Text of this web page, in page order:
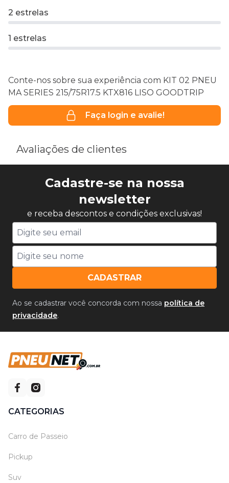
2 estrelas
1 estrelas
Conte-nos sobre sua experiência com KIT 02 PNEU
MA SERIES 215/75R17.5 KTX816 LISO GOODTRIP
Faça login e avalie!
Avaliações de clientes
Cadastre-se na nossa
newsletter
e receba descontos e condições exclusivas!
CADASTRAR
Ao se cadastrar você concorda com nossa política de
privacidade.
CATEGORIAS
Carro de Passeio
Pickup
Suv